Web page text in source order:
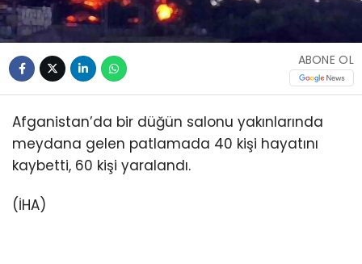
ABONE OL
Afganistan’da bir düğün salonu yakınlarında
meydana gelen patlamada 40 kişi hayatını
kaybetti, 60 kişi yaralandı.
(İHA)